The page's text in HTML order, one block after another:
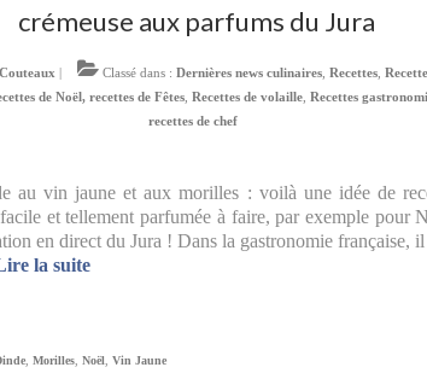
crémeuse aux parfums du Jura
Couteaux | Classé dans :Dernières news culinaires ,Recettes ,
de Noël, recettes de Fêtes ,Recettes de volaille ,Recettes
recettes de chef
au vin jaune et aux morilles : voilà une idée de
et tellement parfumée à faire, par exemple pour
en direct du Jura ! Dans la gastronomie française,
la suite­­
,Morilles ,Noël ,Vin Jaune